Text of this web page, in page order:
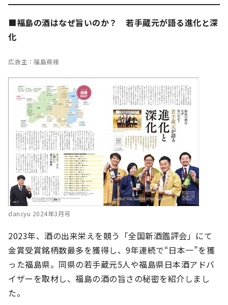
■福島の酒はなぜ旨いのか？ 若手蔵元が語る進化と深
化
広告主：福島県様
dancyu 2024年3月号
2023年、酒の出来栄えを競う「全国新酒鑑評会」にて
金賞受賞銘柄数最多を獲得し、9年連続で“日本一”を獲
った福島県。同県の若手蔵元5人や福島県日本酒アドバ
イザーを取材し、福島の酒の旨さの秘密を紹介しまし
た。